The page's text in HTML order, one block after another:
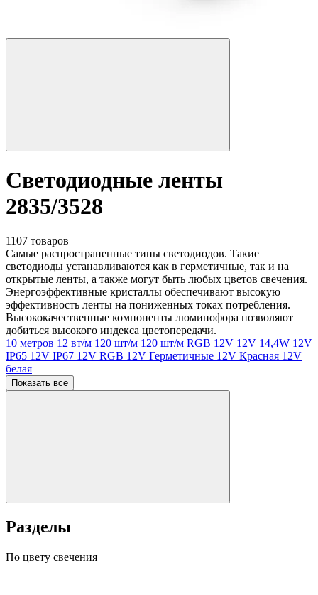
Светодиодные ленты
2835/3528
1107 товаров
Самые распространенные типы светодиодов. Такие
светодиоды устанавливаются как в герметичные, так и на
открытые ленты, а также могут быть любых цветов свечения.
Энергоэффективные кристаллы обеспечивают высокую
эффективность ленты на пониженных токах потребления.
Высококачественные компоненты люминофора позволяют
добиться высокого индекса цветопередачи.
10 метров 12 вт/м 120 шт/м 120 шт/м RGB 12V 12V 14,4W 12V
IP65 12V IP67 12V RGB 12V Герметичные 12V Красная 12V
белая
Показать все
Разделы
По цвету свечения